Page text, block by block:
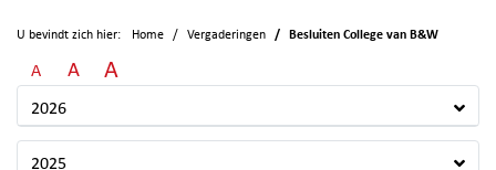
U bevindt zich hier: Home Vergaderingen Besluiten College van B&W
A A A
2026
2025